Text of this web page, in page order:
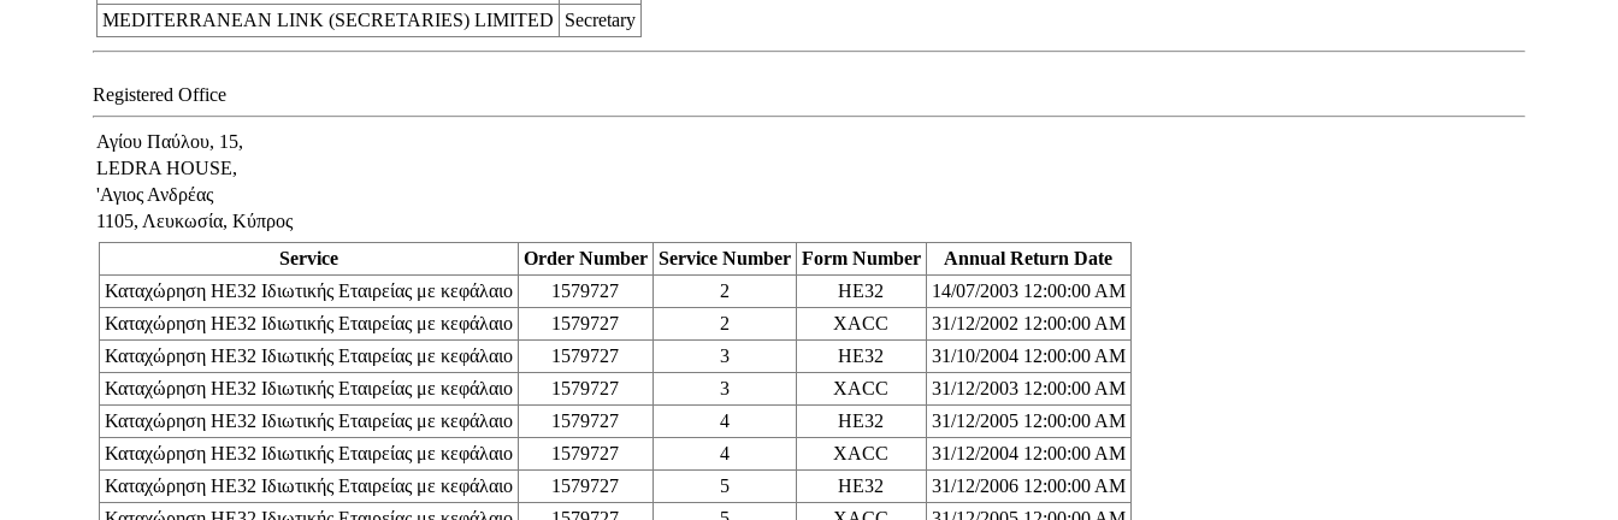
MEDITERRANEAN LINK (SECRETARIES) LIMITED
Secretary
Registered Office
Αγίου Παύλου, 15,
LEDRA HOUSE,
'Αγιος Ανδρέας
1105, Λευκωσία, Κύπρος
Service
Order Number Service Number Form Number
Annual Return Date
Καταχώρηση ΗΕ32 Ιδιωτικής Εταιρείας με κεφάλαιο
1579727 2 HE32
14/07/2003 12:00:00 AM
Καταχώρηση ΗΕ32 Ιδιωτικής Εταιρείας με κεφάλαιο
1579727 2 XACC
31/12/2002 12:00:00 AM
Καταχώρηση ΗΕ32 Ιδιωτικής Εταιρείας με κεφάλαιο
1579727 3 HE32
31/10/2004 12:00:00 AM
Καταχώρηση ΗΕ32 Ιδιωτικής Εταιρείας με κεφάλαιο
1579727 3 XACC
31/12/2003 12:00:00 AM
Καταχώρηση ΗΕ32 Ιδιωτικής Εταιρείας με κεφάλαιο
1579727 4 HE32
31/12/2005 12:00:00 AM
Καταχώρηση ΗΕ32 Ιδιωτικής Εταιρείας με κεφάλαιο
1579727 4 XACC
31/12/2004 12:00:00 AM
Καταχώρηση ΗΕ32 Ιδιωτικής Εταιρείας με κεφάλαιο
1579727 5 HE32
31/12/2006 12:00:00 AM